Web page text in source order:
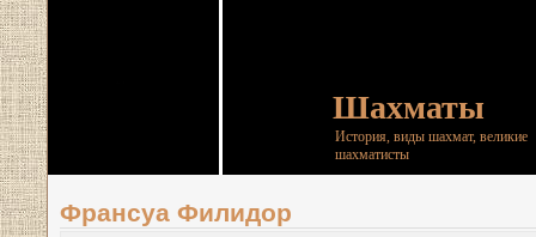
Шахматы
История, виды шахмат, великие
шахматисты
Франсуа Филидор